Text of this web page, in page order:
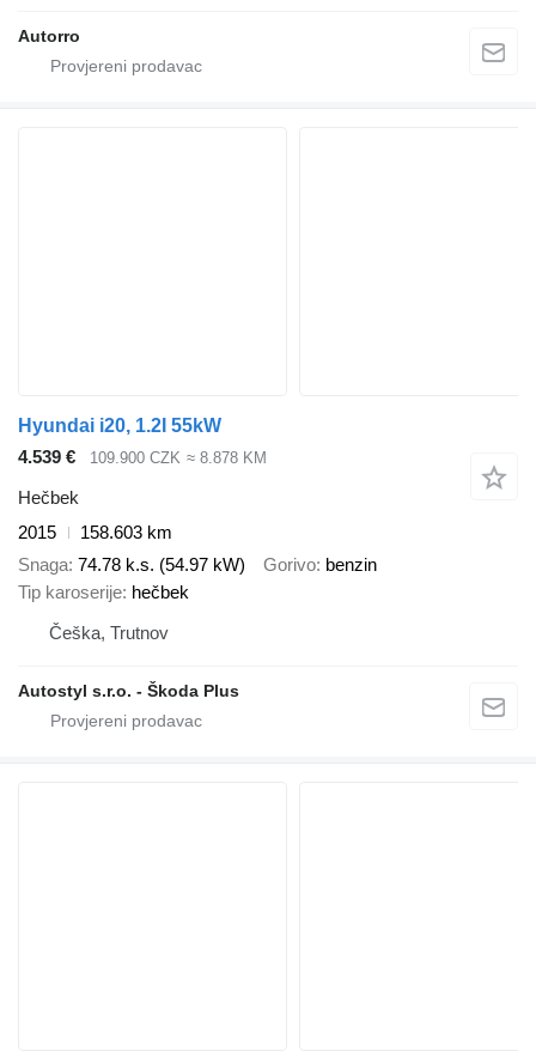
Autorro
Hyundai i20, 1.2I 55kW
4.539 €
109.900 CZK ≈ 8.878 KM
Hečbek
2015
158.603 km
Snaga 74.78 k.s. (54.97 kW) Gorivo benzin
Tip karoserije hečbek
Češka, Trutnov
Autostyl s.r.o. - Škoda Plus